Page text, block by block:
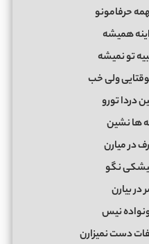
حرفامونو
همیشه
تو نمیشه
ولی خب
دردا تورو
ها نشین
در میارن
نگو
در بیارن
نیس
دست نمیزارن